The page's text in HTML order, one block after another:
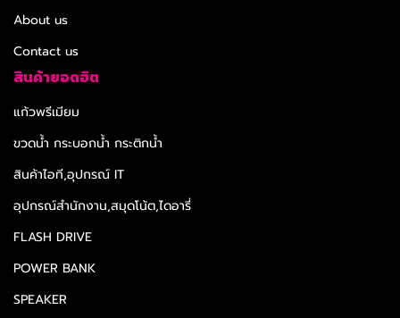
About us
Contact us
สินค้ายอดฮิต
แก้วพรีเมียม
ขวดน้ำ กระบอกน้ำ กระติกน้ำ
สินค้าไอที,อุปกรณ์ IT
อุปกรณ์สำนักงาน,สมุดโน้ต,ไดอารี่
FLASH DRIVE
POWER BANK
SPEAKER